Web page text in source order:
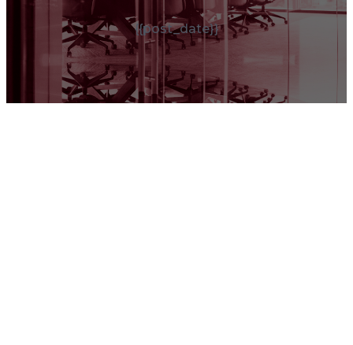
{{post_date}}